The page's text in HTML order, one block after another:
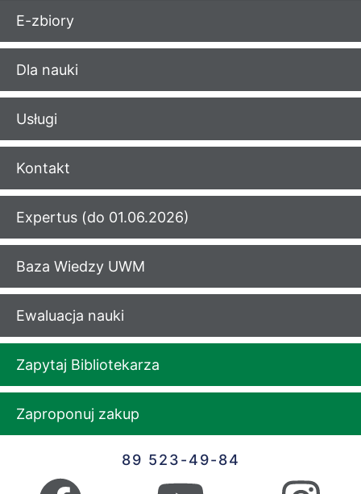
E-zbiory
Dla nauki
Usługi
Kontakt
Expertus (do 01.06.2026)
Baza Wiedzy UWM
Ewaluacja nauki
Zapytaj Bibliotekarza
Zaproponuj zakup
89 523-49-84